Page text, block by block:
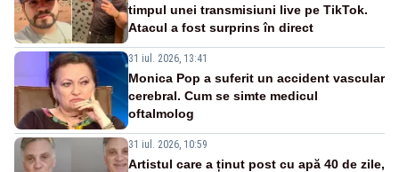
timpul unei transmisiuni live pe TikTok.
Atacul a fost surprins în direct
31 iul. 2026, 13:41
Monica Pop a suferit un accident vascular
cerebral. Cum se simte medicul
oftalmolog
31 iul. 2026, 10:59
Artistul care a ținut post cu apă 40 de zile,